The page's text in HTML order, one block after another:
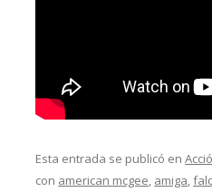
Esta entrada se publicó en
con american mcgee amiga ,